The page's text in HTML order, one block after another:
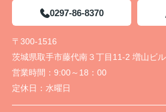
0297-86-8370
〒300-1516
茨城県取手市藤代南３丁目11-2 増山ビ
営業時間： 9:00～18：00
定休日： 水曜日